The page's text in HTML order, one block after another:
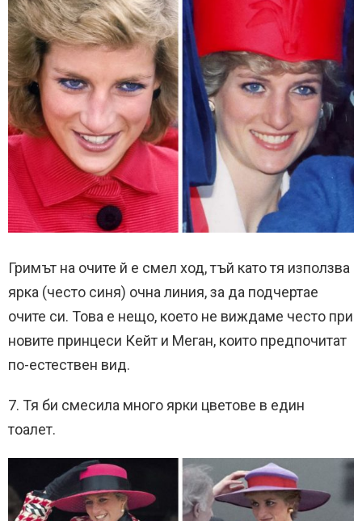
Гримът на очите й е смел ход, тъй като тя използва
ярка (често синя) очна линия, за да подчертае
очите си. Това е нещо, което не виждаме често при
новите принцеси Кейт и Меган, които предпочитат
по-естествен вид.
7. Тя би смесила много ярки цветове в един
тоалет.